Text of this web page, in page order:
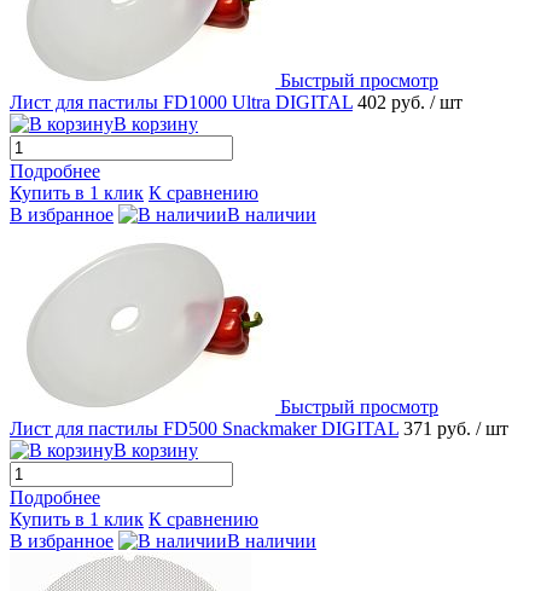
Быстрый просмотр
Лист для пастилы FD1000 Ultra DIGITAL 402 руб. / шт
В корзину
Подробнее
Купить в 1 клик К сравнению
В избранное
В наличии
Быстрый просмотр
Лист для пастилы FD500 Snackmaker DIGITAL 371 руб. / шт
В корзину
Подробнее
Купить в 1 клик К сравнению
В избранное
В наличии